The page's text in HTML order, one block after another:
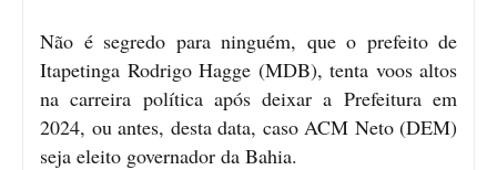
Não é segredo para ninguém, que o prefeito de
Itapetinga Rodrigo Hagge (MDB), tenta voos altos
na carreira política após deixar a Prefeitura em
2024, ou antes, desta data, caso ACM Neto (DEM)
seja eleito governador da Bahia.